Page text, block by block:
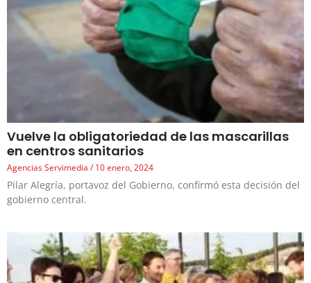
Vuelve la obligatoriedad de las mascarillas
en centros sanitarios
Agencias Servimedia 10 enero, 2024
Pilar Alegría, portavoz del Gobierno, confirmó esta decisión del
gobierno central.